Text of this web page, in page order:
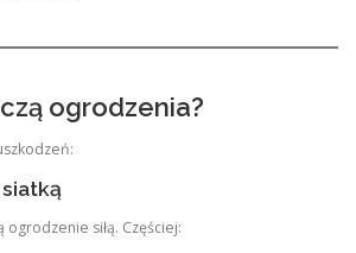
ogrodzenia?
siłą. Częściej: